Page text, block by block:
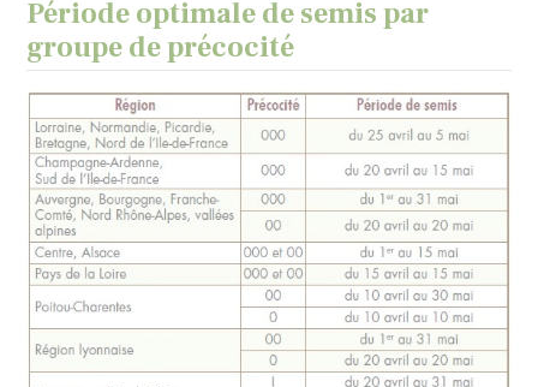
Période optimale de semis par
groupe de précocité